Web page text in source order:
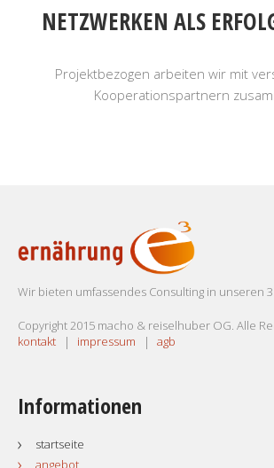
NETZWERKEN ALS
Projektbezogen arbeiten wir mit
Kooperationspartnern
Wir bieten umfassendes Consulting in unseren
Copyright 2015 macho & reiselhuber OG. Alle
kontakt
impressum agb
Informationen
startseite
angebot